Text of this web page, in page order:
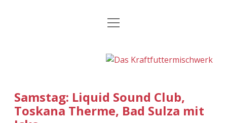
Kategorien
Doku
Instagrams
Menü
Samstag: Liquid Sound Club,
Toskana Therme, Bad Sulza mit